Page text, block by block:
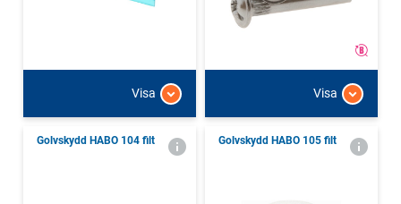
Visa Visa
Golvskydd HABO 104 filt Golvskydd HABO 105 filt